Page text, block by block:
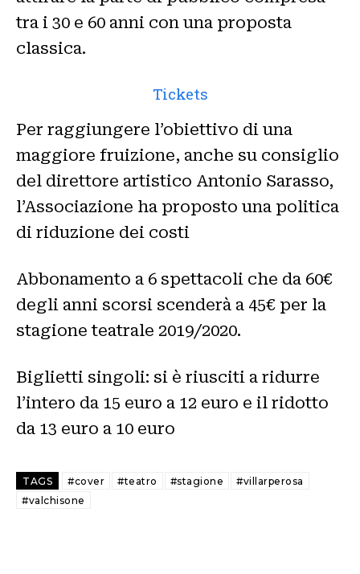
tra i 30 e 60 anni con una proposta
classica.
Tickets
Per raggiungere l’obiettivo di una
maggiore fruizione, anche su consiglio
del direttore artistico Antonio Sarasso,
l’Associazione ha proposto una politica
di riduzione dei costi
Abbonamento a 6 spettacoli che da 60€
degli anni scorsi scenderà a 45€ per la
stagione teatrale 2019/2020.
Biglietti singoli: si è riusciti a ridurre
l’intero da 15 euro a 12 euro e il ridotto
da 13 euro a 10 euro
TAGS #cover #teatro #stagione
#villarperosa
#valchisone